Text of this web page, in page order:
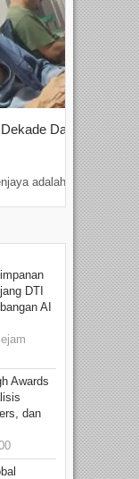
Dalam
adalah...
DTI
AI
Awards
dan